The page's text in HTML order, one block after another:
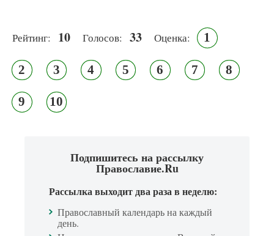
Рейтинг: 10 Голосов: 33 Оценка: 1
2 3 4 5 6 7 8
9 10
Подпишитесь на рассылку
Православие.Ru
Рассылка выходит два раза в неделю:
Православный календарь на каждый
день.